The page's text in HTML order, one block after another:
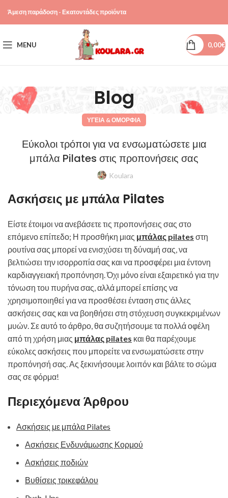
Άμεση παράδοση - Εκατοντάδες προϊόντα
MENU 0,00€
Blog
ΥΓΕΊΑ & ΟΜΟΡΦΙΆ
Εύκολοι τρόποι για να ενσωματώσετε μια
μπάλα Pilates στις προπονήσεις σας
Koulara
Ασκήσεις με μπάλα Pilates
Είστε έτοιμοι να ανεβάσετε τις προπονήσεις σας στο
επόμενο επίπεδο; Η προσθήκη μιας μπάλας pilates στη
ρουτίνα σας μπορεί να ενισχύσει τη δύναμή σας, να
βελτιώσει την ισορροπία σας και να προσφέρει μια έντονη
καρδιαγγειακή προπόνηση. Όχι μόνο είναι εξαιρετικό για την
τόνωση του πυρήνα σας, αλλά μπορεί επίσης να
χρησιμοποιηθεί για να προσθέσει ένταση στις άλλες
ασκήσεις σας και να βοηθήσει στη στόχευση συγκεκριμένων
μυών. Σε αυτό το άρθρο, θα συζητήσουμε τα πολλά οφέλη
από τη χρήση μιας μπάλας pilates και θα παρέχουμε
εύκολες ασκήσεις που μπορείτε να ενσωματώσετε στην
προπόνησή σας. Ας ξεκινήσουμε λοιπόν και βάλτε το σώμα
σας σε φόρμα!
Περιεχόμενα Άρθρου
Ασκήσεις με μπάλα Pilates
Ασκήσεις Ενδυνάμωσης Κορμού
Ασκήσεις ποδιών
Βυθίσεις τρικεφάλου